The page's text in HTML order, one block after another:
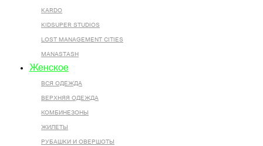
KARDO
KIDSUPER STUDIOS
LOST MANAGEMENT CITIES
MANASTASH
Женское
ВСЯ ОДЕЖДА
ВЕРХНЯЯ ОДЕЖДА
КОМБИНЕЗОНЫ
ЖИЛЕТЫ
РУБАШКИ И ОВЕРШОТЫ